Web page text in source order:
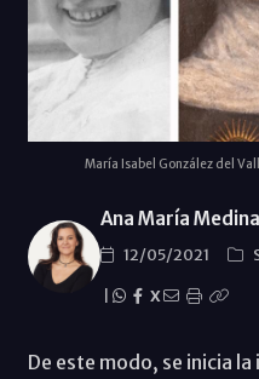
María Isabel González del
Ana María Medina
12/05/2021
X
De este modo, se inicia